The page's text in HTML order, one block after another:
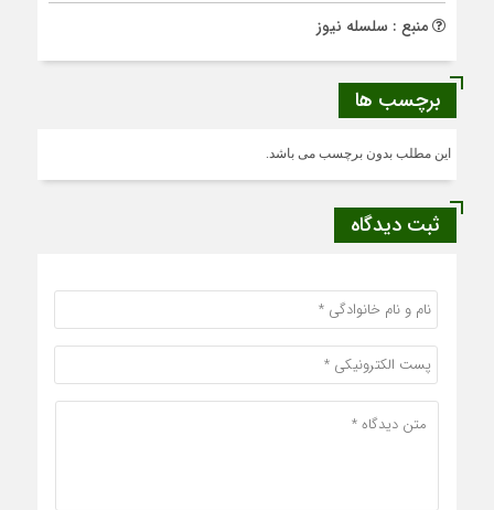
منبع : سلسله نیوز
برچسب ها
این مطلب بدون برچسب می باشد.
ثبت دیدگاه